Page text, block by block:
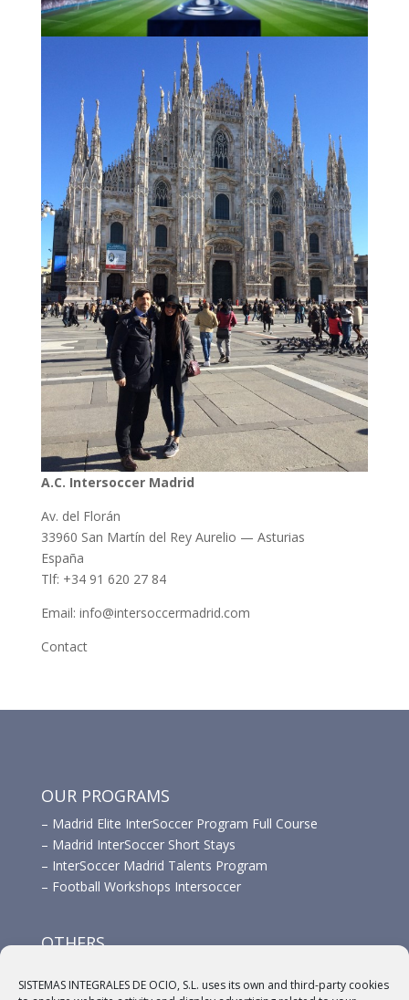
SISTEMAS INTEGRALES DE OCIO, S.L. uses its own and third-party cookies
A.C. Intersoccer Madrid
Av. del Florán
33960 San Martín del Rey Aurelio — Asturias
España
Tlf: +34 91 620 27 84
Email: info@intersoccermadrid.com
Contact
OUR PROGRAMS
– Madrid Elite InterSoccer Program Full Course
– Madrid InterSoccer Short Stays
– InterSoccer Madrid Talents Program
– Football Workshops Intersoccer
OTHERS
–Links